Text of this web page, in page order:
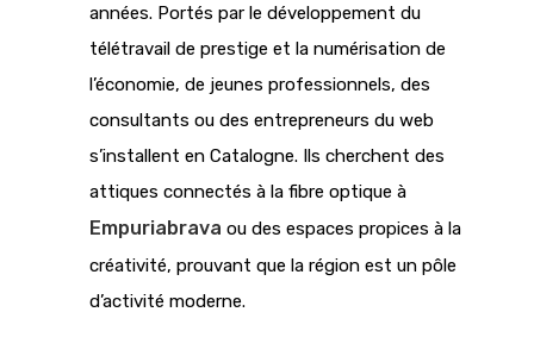
années. Portés par le développement du
télétravail de prestige et la numérisation de
l’économie, de jeunes professionnels, des
consultants ou des entrepreneurs du web
s’installent en Catalogne. Ils cherchent des
attiques connectés à la fibre optique à
Empuriabrava ou des espaces propices à la
créativité, prouvant que la région est un pôle
d’activité moderne.